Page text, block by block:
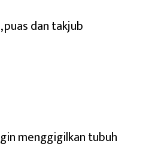
dan takjub
menggigilkan tubuh